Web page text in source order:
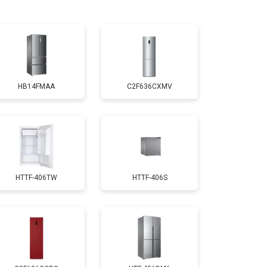
1700 ₽ Заказать
2550 ₽ Заказать
1700 ₽ Заказать
4750 ₽ Заказать
3650 ₽
2550 ₽
HB14FMAA C2F636CXMV
HTTF-406TW HTTF-406S